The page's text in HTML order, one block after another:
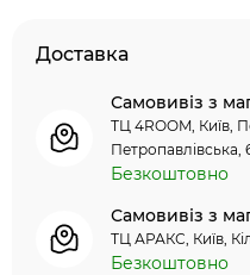
Доставка
Самовивіз з
ТЦ 4ROOM, Київ,
Петропавлівська,
Безкоштовно
Самовивіз з
ТЦ АРАКС, Київ,
Безкоштовно